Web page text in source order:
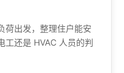
荷出发，整理住户能安
工还是 HVAC 人员的判